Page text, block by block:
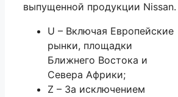
выпущенной продукции Nissan.
U – Включая Европейские
рынки, площадки
Ближнего Востока и
Севера Африки;
Z – За исключением